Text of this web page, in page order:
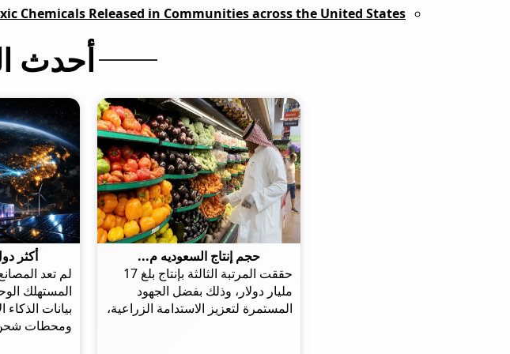
Chemicals Released in Communities across the United States
أحدث
حجم إنتاج السعوديه م...
حققت المرتبة الثالثة بإنتاج بلغ 17
مليار دولار، وذلك بفضل الجهود
المستمرة لتعزيز الاستدامة الزراعية،
أكثر
لم تعد
المستهلك
بيانات
ومحطات شحن